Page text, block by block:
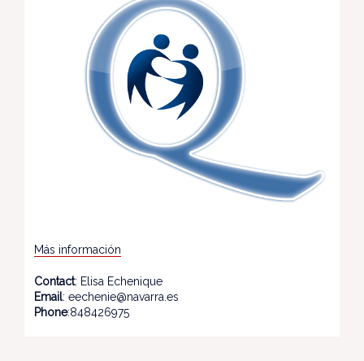
Más información
Contact: Elisa Echenique
Email: eechenie@navarra.es
Phone:848426975